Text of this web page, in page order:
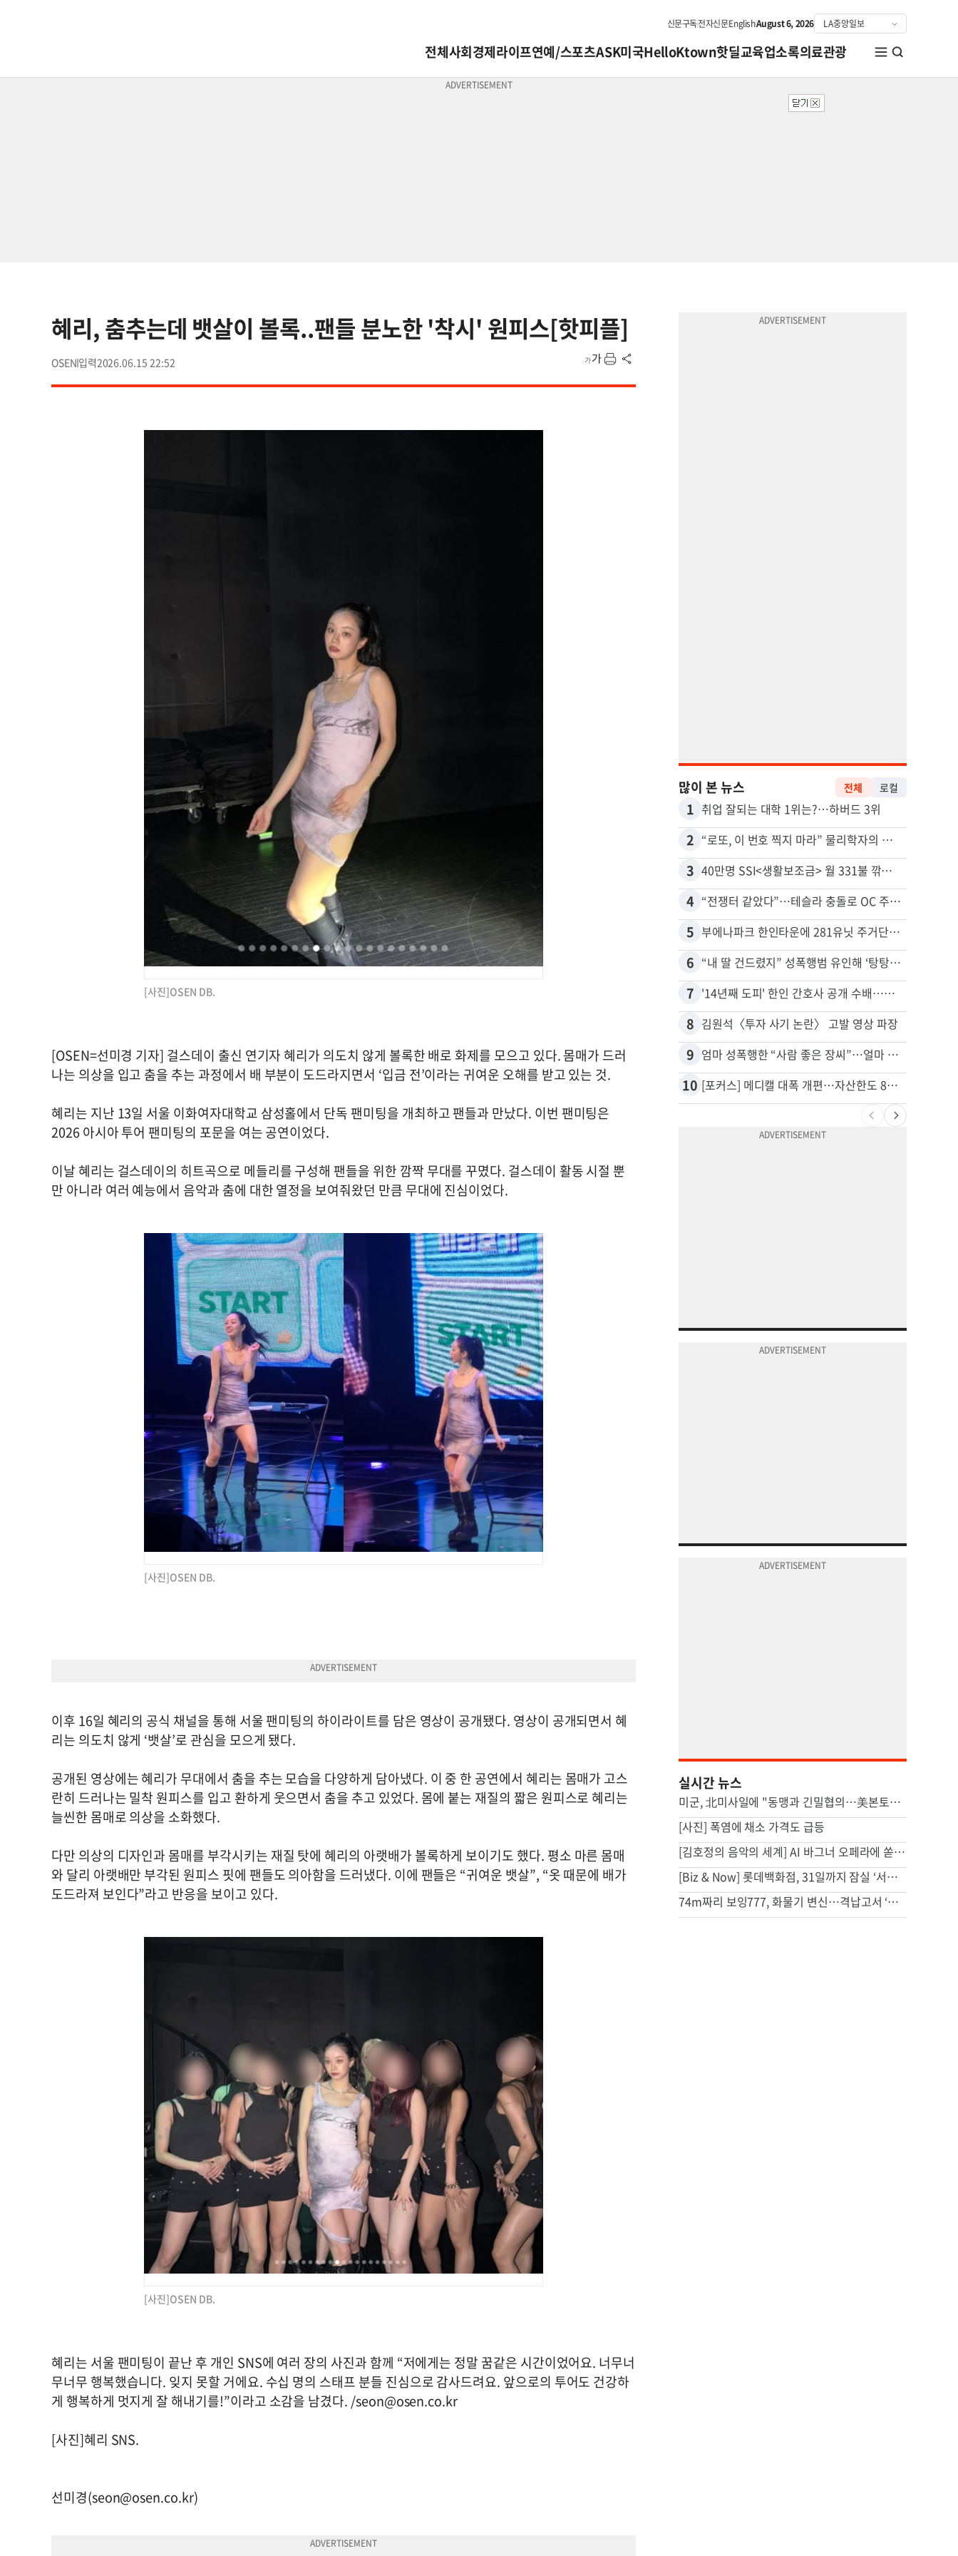
신문구독전자신문EnglishAugust 6, 2026
전체사회경제라이프연예/스포츠ASK미국HelloKtown핫딜교육업소록의료관광
혜리, 춤추는데 뱃살이 볼록..팬들 분노한 '착시' 원피스[핫피플]
OSEN 2026.06.15 22:52
[사진]OSEN DB.
[OSEN=선미경 기자] 걸스데이 출신 연기자 혜리가 의도치 않게 볼록한 배로 화제를 모으고 있다. 몸매가 드러
나는 의상을 입고 춤을 추는 과정에서 배 부분이 도드라지면서 ‘입금 전’이라는 귀여운 오해를 받고 있는 것.
혜리는 지난 13일 서울 이화여자대학교 삼성홀에서 단독 팬미팅을 개최하고 팬들과 만났다. 이번 팬미팅은
2026 아시아 투어 팬미팅의 포문을 여는 공연이었다.
이날 혜리는 걸스데이의 히트곡으로 메들리를 구성해 팬들을 위한 깜짝 무대를 꾸몄다. 걸스데이 활동 시절 뿐
만 아니라 여러 예능에서 음악과 춤에 대한 열정을 보여줘왔던 만큼 무대에 진심이었다.
[사진]OSEN DB.
이후 16일 혜리의 공식 채널을 통해 서울 팬미팅의 하이라이트를 담은 영상이 공개됐다. 영상이 공개되면서 혜
리는 의도치 않게 ‘뱃살’로 관심을 모으게 됐다.
공개된 영상에는 혜리가 무대에서 춤을 추는 모습을 다양하게 담아냈다. 이 중 한 공연에서 혜리는 몸매가 고스
란히 드러나는 밀착 원피스를 입고 환하게 웃으면서 춤을 추고 있었다. 몸에 붙는 재질의 짧은 원피스로 혜리는
늘씬한 몸매로 의상을 소화했다.
다만 의상의 디자인과 몸매를 부각시키는 재질 탓에 혜리의 아랫배가 볼록하게 보이기도 했다. 평소 마른 몸매
와 달리 아랫배만 부각된 원피스 핏에 팬들도 의아함을 드러냈다. 이에 팬들은 “귀여운 뱃살”, “옷 때문에 배가
도드라져 보인다”라고 반응을 보이고 있다.
[사진]OSEN DB.
혜리는 서울 팬미팅이 끝난 후 개인 SNS에 여러 장의 사진과 함께 “저에게는 정말 꿈같은 시간이었어요. 너무너
무너무 행복했습니다. 잊지 못할 거에요. 수십 명의 스태프 분들 진심으로 감사드려요. 앞으로의 투어도 건강하
게 행복하게 멋지게 잘 해내기를!”이라고 소감을 남겼다. /seon@osen.co.kr
[사진]혜리 SNS.
선미경(seon@osen.co.kr)
많이 본 뉴스 전체 로컬
1 취업 잘되는 대학 1위는?…하버드 3위
2 “로또, 이 번호 찍지 마라” 물리학자의 당첨금 높이는 비밀
3 40만명 SSI<생활보조금> 월 331불 깎이나
4 “전쟁터 같았다”…테슬라 충돌로 OC 주택 4채 파손
5 부에나파크 한인타운에 281유닛 주거단지 들어선다
6 “내 딸 건드렸지” 성폭행범 유인해 ‘탕탕’…아빠의 복수 결말
7 '14년째 도피' 한인 간호사 공개 수배…메디케어 사기 유죄
8 김원석〈투자 사기 논란〉 고발 영상 파장
9 엄마 성폭행한 “사람 좋은 장씨”…얼마 뒤 딸 배도 불러왔다
10 [포커스] 메디캘 대폭 개편…자산한도 84% 축소
실시간 뉴스
미군, 北미사일에 "동맹과 긴밀협의…美본토·동맹 방어 전념"
[사진] 폭염에 채소 가격도 급등
[김호정의 음악의 세계] AI 바그너 오페라에 쏟아진 야유
[Biz & Now] 롯데백화점, 31일까지 잠실 ‘서머마켓’
74m짜리 보잉777, 화물기 변신…격납고서 ‘보물’ 찾는 인천공항